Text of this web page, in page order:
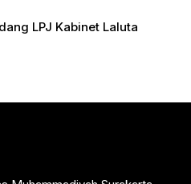
LPJ Kabinet Laluta